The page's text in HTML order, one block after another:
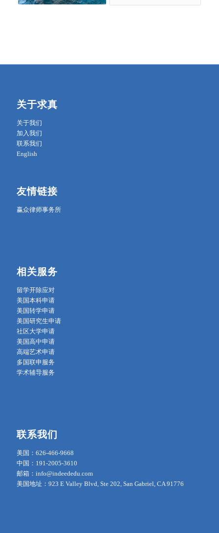
关于求真
关于我们
加入我们
联系我们
English
友情链接
赢众律师事务所
相关服务
留学开除应对
美国本科申请
美国转学申请
美国研究生申请
社区大学申请
美国高中申请
高端艺术申请
多国联申服务
学术辅导服务
联系我们
美国：626-466-9668
中国：191-2005-3610
邮箱：info@indeededu.com
美国地址：923 E Valley Blvd, Ste 202, San Gabriel, CA 91776